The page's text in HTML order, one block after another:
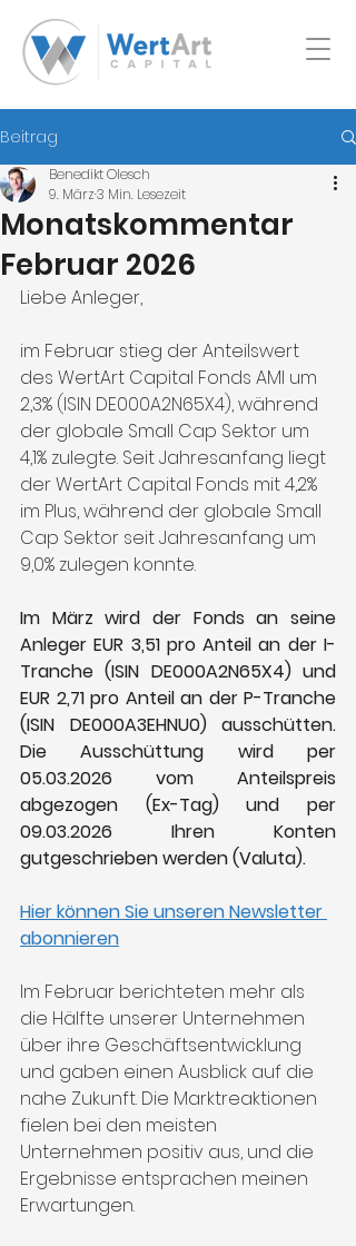
Beitrag
Monatskommentar
Februar 2026
Benedikt Olesch
9. März3 Min. Lesezeit
Liebe Anleger,
im Februar stieg der Anteilswert
des WertArt Capital Fonds AMI um
2,3% (ISIN DE000A2N65X4), während
der globale Small Cap Sektor um
4,1% zulegte. Seit Jahresanfang liegt
der WertArt Capital Fonds mit 4,2%
im Plus, während der globale Small
Cap Sektor seit Jahresanfang um
9,0% zulegen konnte.
Im März wird der Fonds an seine
Anleger EUR 3,51 pro Anteil an der I-
Tranche (ISIN DE000A2N65X4) und
EUR 2,71 pro Anteil an der P-Tranche
(ISIN DE000A3EHNU0) ausschütten.
Die Ausschüttung wird per
05.03.2026 vom Anteilspreis
abgezogen (Ex-Tag) und per
09.03.2026 Ihren Konten
gutgeschrieben werden (Valuta).
Hier können Sie unseren Newsletter
abonnieren
Im Februar berichteten mehr als
die Hälfte unserer Unternehmen
über ihre Geschäftsentwicklung
und gaben einen Ausblick auf die
nahe Zukunft. Die Marktreaktionen
fielen bei den meisten
Unternehmen positiv aus, und die
Ergebnisse entsprachen meinen
Erwartungen.